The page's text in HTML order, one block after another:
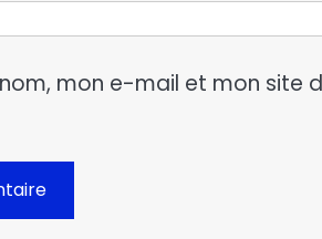
mon e-mail et mon site